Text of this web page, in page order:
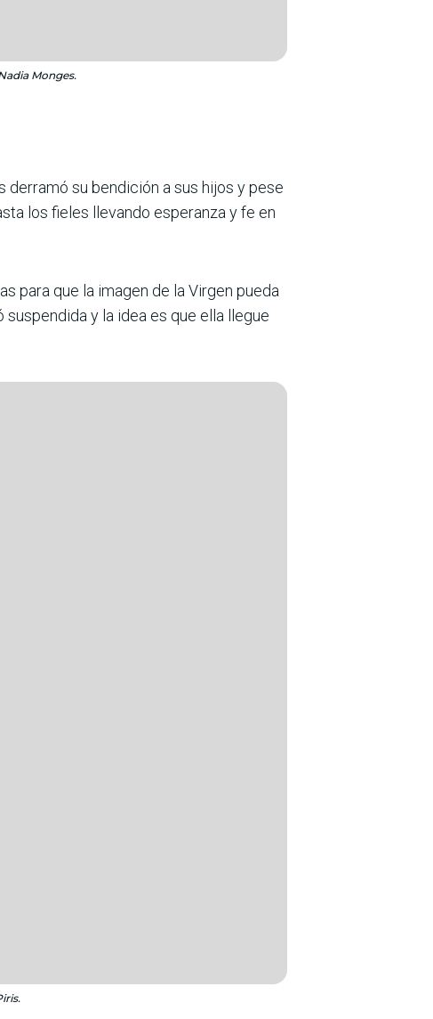
Monges.
su bendición a sus hijos y pese
los fieles llevando esperanza y fe en
para que la imagen de la Virgen pueda
y la idea es que ella llegue